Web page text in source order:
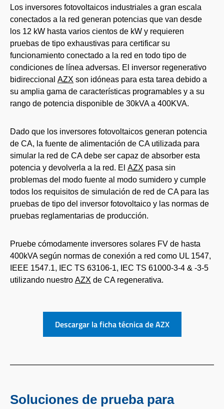
Los inversores fotovoltaicos industriales a gran escala
conectados a la red generan potencias que van desde
los 12 kW hasta varios cientos de kW y requieren
pruebas de tipo exhaustivas para certificar su
funcionamiento conectado a la red en todo tipo de
condiciones de línea adversas. El inversor regenerativo
bidireccional AZX son idóneas para esta tarea debido a
su amplia gama de características programables y a su
rango de potencia disponible de 30kVA a 400KVA.
Dado que los inversores fotovoltaicos generan potencia
de CA, la fuente de alimentación de CA utilizada para
simular la red de CA debe ser capaz de absorber esta
potencia y devolverla a la red. El AZX pasa sin
problemas del modo fuente al modo sumidero y cumple
todos los requisitos de simulación de red de CA para las
pruebas de tipo del inversor fotovoltaico y las normas de
pruebas reglamentarias de producción.
Pruebe cómodamente inversores solares FV de hasta
400kVA según normas de conexión a red como UL 1547,
IEEE 1547.1, IEC TS 63106-1, IEC TS 61000-3-4 & -3-5
utilizando nuestro AZX de CA regenerativa.
Descargar la ficha técnica de AZX
Soluciones de prueba para